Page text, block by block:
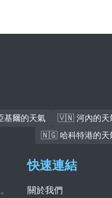
爾的天氣 🇻🇳 河內的天
🇳🇬 哈科特港的天
快速連結
關於我們